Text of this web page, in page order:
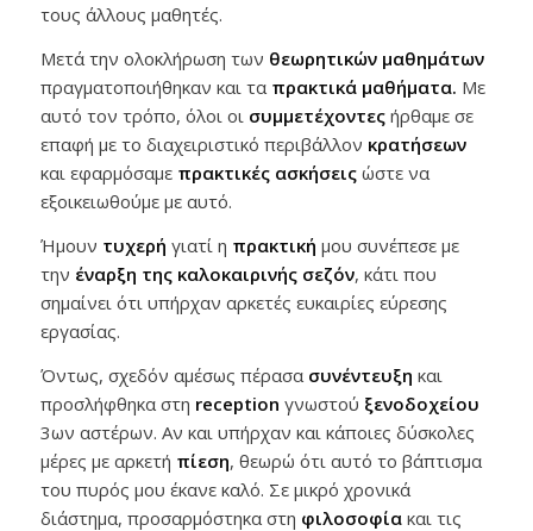
τους άλλους μαθητές.
Μετά την ολοκλήρωση των θεωρητικών μαθημάτων
πραγματοποιήθηκαν και τα πρακτικά μαθήματα. Με
αυτό τον τρόπο, όλοι οι συμμετέχοντεςήρθαμε σε
επαφή με το διαχειριστικό περιβάλλον κρατήσεων
και εφαρμόσαμεπρακτικές ασκήσειςώστε να
εξοικειωθούμε με αυτό.
Ήμουν τυχερή γιατί η πρακτική μου συνέπεσε με
την έναρξη της καλοκαιρινής σεζόν, κάτι που
σημαίνει ότι υπήρχαν αρκετές ευκαιρίες εύρεσης
εργασίας.
Όντως, σχεδόν αμέσως πέρασα συνέντευξη και
προσλήφθηκα στη reception γνωστού ξενοδοχείου
3ων αστέρων. Αν και υπήρχαν και κάποιες δύσκολες
μέρες με αρκετή πίεση, θεωρώ ότι αυτό το βάπτισμα
του πυρός μου έκανε καλό. Σε μικρό χρονικά
διάστημα, προσαρμόστηκα στη φιλοσοφίακαι τις